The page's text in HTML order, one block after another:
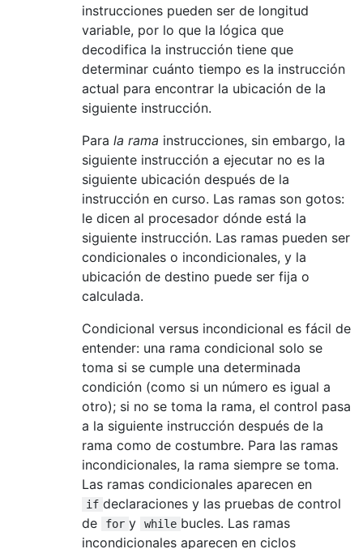
instrucciones pueden ser de longitud
variable, por lo que la lógica que
decodifica la instrucción tiene que
determinar cuánto tiempo es la instrucción
actual para encontrar la ubicación de la
siguiente instrucción.
Para la rama instrucciones, sin embargo, la
siguiente instrucción a ejecutar no es la
siguiente ubicación después de la
instrucción en curso. Las ramas son gotos:
le dicen al procesador dónde está la
siguiente instrucción. Las ramas pueden ser
condicionales o incondicionales, y la
ubicación de destino puede ser fija o
calculada.
Condicional versus incondicional es fácil de
entender: una rama condicional solo se
toma si se cumple una determinada
condición (como si un número es igual a
otro); si no se toma la rama, el control pasa
a la siguiente instrucción después de la
rama como de costumbre. Para las ramas
incondicionales, la rama siempre se toma.
Las ramas condicionales aparecen en
if declaraciones y las pruebas de control
de
for y while bucles. Las ramas
incondicionales aparecen en ciclos